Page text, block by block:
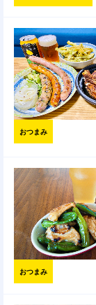
おつまみ
おつまみ